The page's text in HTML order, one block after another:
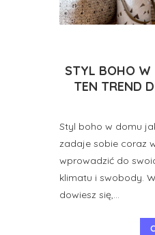
STYL BOHO W
TEN TREND
Styl boho w domu
zadaje sobie coraz
wprowadzić do
klimatu i swobody.
dowiesz się,…